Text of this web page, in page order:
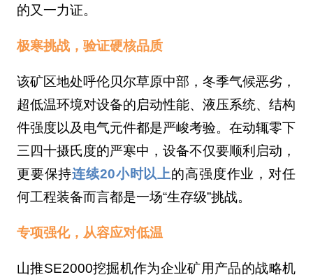
的又一力证。
极寒挑战，验证硬核品质
该矿区地处呼伦贝尔草原中部，冬季气候恶劣，
超低温环境对设备的启动性能、液压系统、结构
件强度以及电气元件都是严峻考验。在动辄零下
三四十摄氏度的严寒中，设备不仅要顺利启动，
更要保持连续20小时以上的高强度作业，对任
何工程装备而言都是一场“生存级”挑战。
专项强化，从容应对低温
山推SE2000挖掘机作为企业矿用产品的战略机